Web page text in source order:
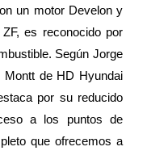
un motor Develon y
es reconocido por
Según Jorge
Montt de HD Hyundai
por su reducido
a los puntos de
que ofrecemos a